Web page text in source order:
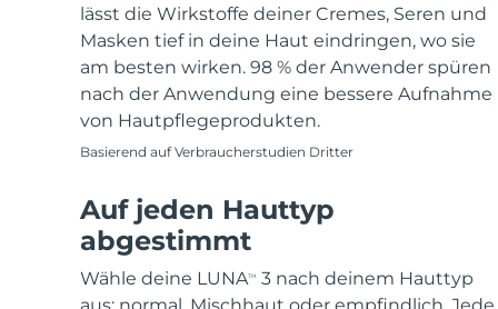
lässt die Wirkstoffe deiner Cremes, Seren und
Masken tief in deine Haut eindringen, wo sie
am besten wirken. 98 % der Anwender spüren
nach der Anwendung eine bessere Aufnahme
von Hautpflegeprodukten.
Basierend auf Verbraucherstudien Dritter
Auf jeden Hauttyp
abgestimmt
Wähle deine LUNATM
3 nach deinem Hauttyp